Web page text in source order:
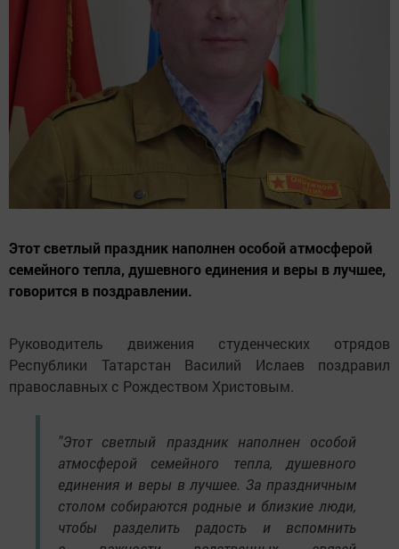
Этот светлый праздник наполнен особой атмосферой
семейного тепла, душевного единения и веры в лучшее,
говорится в поздравлении.
Руководитель движения студенческих отрядов
Республики Татарстан Василий Ислаев поздравил
православных с Рождеством Христовым.
"Этот светлый праздник наполнен особой
атмосферой семейного тепла, душевного
единения и веры в лучшее. За праздничным
столом собираются родные и близкие люди,
чтобы разделить радость и вспомнить